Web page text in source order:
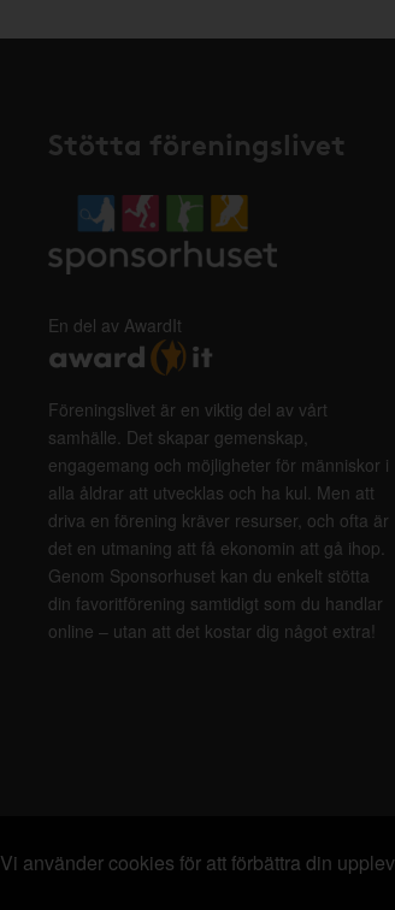
Stötta föreningslivet
En del av AwardIt
Föreningslivet är en viktig del av vårt
samhälle. Det skapar gemenskap,
engagemang och möjligheter för människor i
alla åldrar att utvecklas och ha kul. Men att
driva en förening kräver resurser, och ofta är
det en utmaning att få ekonomin att gå ihop.
Genom Sponsorhuset kan du enkelt stötta
din favoritförening samtidigt som du handlar
online – utan att det kostar dig något extra!
Vi använder cookies för att förbättra din